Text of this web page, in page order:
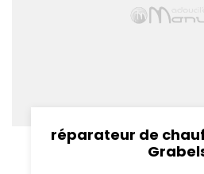
réparateur de